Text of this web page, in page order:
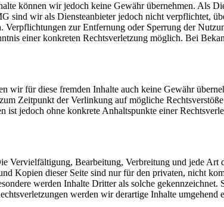
können wir jedoch keine Gewähr übernehmen. Als
sind wir als Diensteanbieter jedoch nicht verpflichtet,
zur Entfernung oder Sperrung der
einer konkreten Rechtsverletzung möglich. Bei
wir für diese fremden Inhalte auch keine Gewähr
Zeitpunkt der Verlinkung auf mögliche
jedoch ohne konkrete Anhaltspunkte einer
Vervielfältigung, Bearbeitung, Verbreitung und jede Art
Kopien dieser Seite sind nur für den privaten, nicht
werden Inhalte Dritter als solche gekennzeichnet.
werden wir derartige Inhalte umgehend